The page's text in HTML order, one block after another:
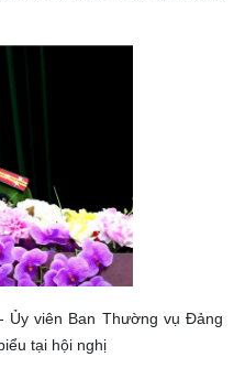
Ủy viên Ban Thường vụ Đảng
tại hội nghị